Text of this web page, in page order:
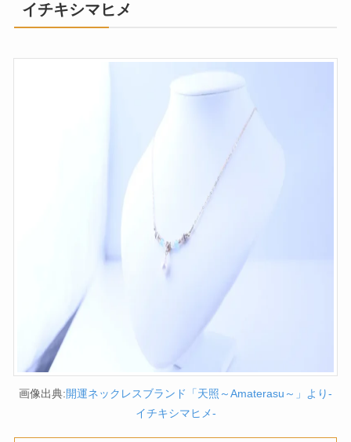
イチキシマヒメ
画像出典:開運ネックレスブランド「天照～Amaterasu～」より-
イチキシマヒメ-